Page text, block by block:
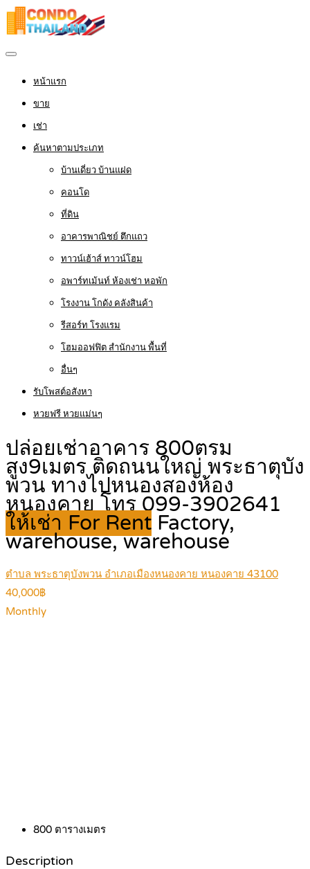
หน้าแรก
ขาย
เช่า
ค้นหาตามประเภท
บ้านเดี่ยว บ้านแฝด
คอนโด
ที่ดิน
อาคารพาณิชย์ ตึกแถว
ทาวน์เฮ้าส์ ทาวน์โฮม
อพาร์ทเม้นท์ ห้องเช่า หอพัก
โรงงาน โกดัง คลังสินค้า
รีสอร์ท โรงแรม
โฮมออฟฟิต สำนักงาน พื้นที่
อื่นๆ
รับโพสต์อสังหา
หวยฟรี หวยแม่นๆ
ปล่อยเช่าอาคาร 800ตรม
สูง9เมตร ติดถนนใหญ่ พระธาตุบัง
พวน ทางไปหนองสองห้อง
หนองคาย โทร 099-3902641
ให้เช่า For Rent Factory,
warehouse, warehouse
ตำบล พระธาตุบังพวน อำเภอเมืองหนองคาย หนองคาย 43100
40,000฿
Monthly
800 ตารางเมตร
Description